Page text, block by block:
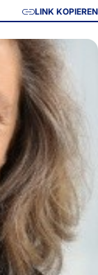
LINK KOPIEREN